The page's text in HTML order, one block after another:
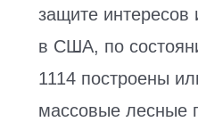
защите интересов
в США, по
1114 построены
массовые лесные